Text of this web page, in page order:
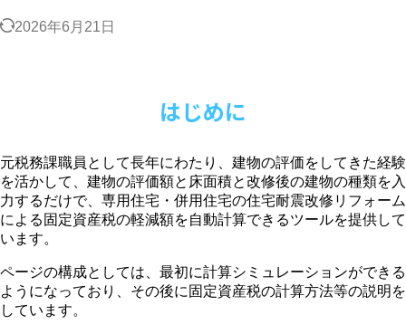
2026年6月21日
はじめに
元税務課職員として長年にわたり、建物の評価をしてきた経験
を活かして、建物の評価額と床面積と改修後の建物の種類を入
力するだけで、専用住宅・併用住宅の住宅耐震改修リフォーム
による固定資産税の軽減額を自動計算できるツールを提供して
います。
ページの構成としては、最初に計算シミュレーションができる
ようになっており、その後に固定資産税の計算方法等の説明を
しています。